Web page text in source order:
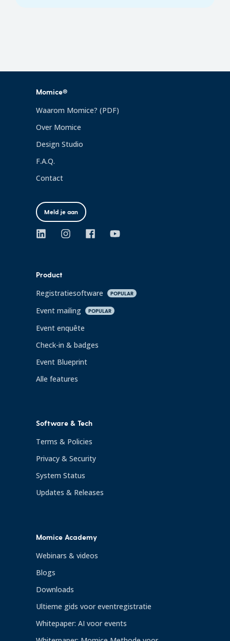
Momice®
Waarom Momice? (PDF)
Over Momice
Design Studio
F.A.Q.
Contact
Meld je aan
Product
Registratiesoftware POPULAR
Event mailing POPULAR
Event enquête
Check-in & badges
Event Blueprint
Alle features
Software & Tech
Terms & Policies
Privacy & Security
System Status
Updates & Releases
Momice Academy
Webinars & videos
Blogs
Downloads
Ultieme gids voor eventregistratie
Whitepaper: AI voor events